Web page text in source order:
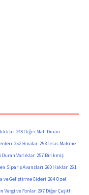
248 Diğer Mali Duran
252 Binalar 253 Tesis Makine
Duran Varlıklar 257 Birikmiş
Sipariş Avansları 260 Haklar 261
ve Geliştirme Gideri 264 Özel
Vergi ve Fonlar 297 Diğer Çeşitli